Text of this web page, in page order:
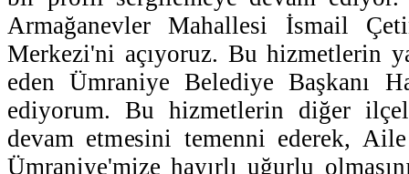
Armağanevler Mahallesi İsmail
Merkezi'ni açıyoruz. Bu hizmetlerin
eden Ümraniye Belediye Başkanı
ediyorum. Bu hizmetlerin diğer
devam etmesini temenni ederek,
Ümraniye'mize hayırlı uğurlu